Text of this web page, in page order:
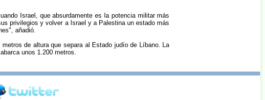
Israel, que absurdamente es la potencia militar más
privilegios y volver a Israel y a Palestina un estado más
añadió.
de altura que separa al Estado judío de Líbano. La
unos 1.200 metros.